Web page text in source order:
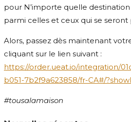
pour N’importe quelle
parmi celles et ceux qui se
Alors, passez dès maintenant
cliquant sur le lien suivant :
https://order.ueat.io/integration/
b051-7b2f9a623858/fr-CA#/
#tousalamaison